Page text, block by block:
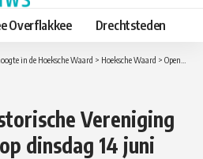
aanpassen
Overflakkee Drechtsteden
in de Hoeksche Waard > Hoeksche Waard > Openstelling Historische Vereniging Oud-Beijerland op dinsdag 14 juni
Vereniging
dinsdag 14 juni